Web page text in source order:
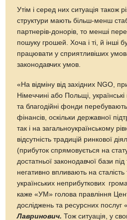
Утім і серед них ситуація також
структури мають більш-менш
партнерів-донорів, то менші
пошуку грошей. Хоча і ті, й інші
працювати у сприятливіших
законодавчих умов.
«На відміну від західних NGO,
Німеччині або Польщі, українські
та благодійні фонди
фінансів, оскільки дер­жавної
так і на загальноукраїнському
відсутність традицій ринкової
(прибуток спрямовується на
достатньої законодавчої бази під
негативно впливають на сталість
українських неприбуткових
каже «УМ» голова правління
досліджень та ресурсних
Лавринович. Тож ситуація, у